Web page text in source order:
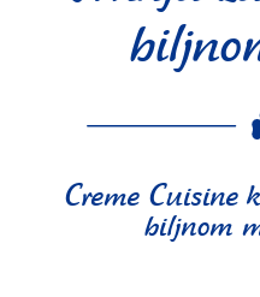
Creme Cuisine
biljnom